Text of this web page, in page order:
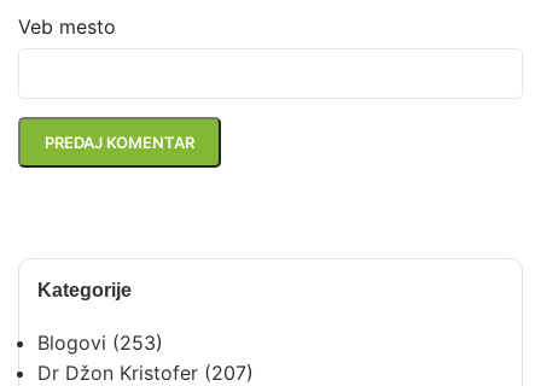
Kategorije
Blogovi (253)
Dr Džon Kristofer (207)
Veb mesto